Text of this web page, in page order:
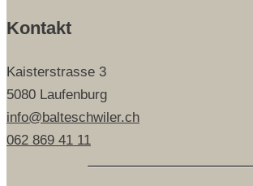
Kontakt
Kaisterstrasse 3
5080 Laufenburg
info@balteschwiler.ch
062 869 41 11